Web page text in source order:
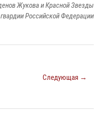
Жукова и Красной Звезды
Российской Федерации
Следующая →